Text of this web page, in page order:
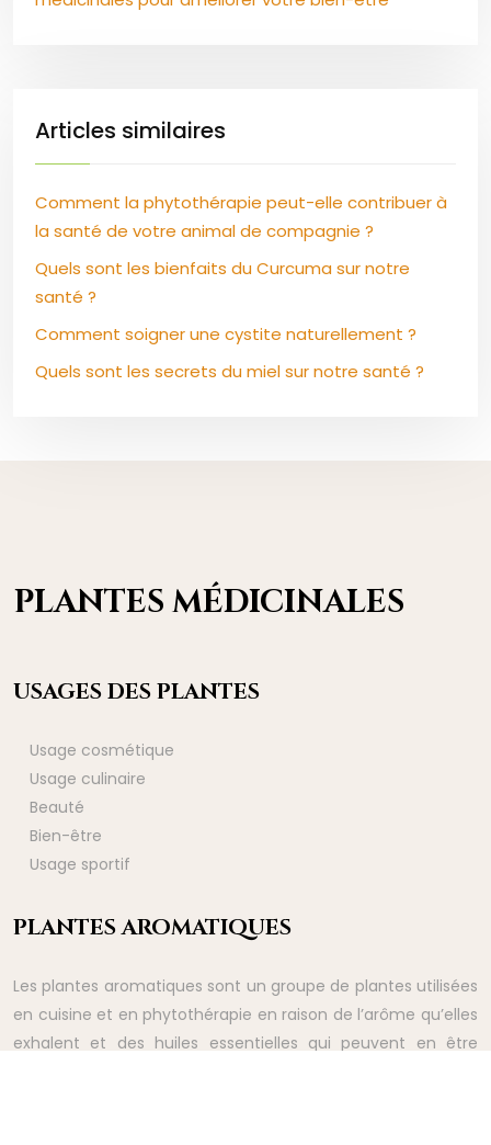
Articles similaires
Comment la phytothérapie peut-elle contribuer à
la santé de votre animal de compagnie ?
Quels sont les bienfaits du Curcuma sur notre
santé ?
Comment soigner une cystite naturellement ?
Quels sont les secrets du miel sur notre santé ?
PLANTES MÉDICINALES
USAGES DES PLANTES
Usage cosmétique
Usage culinaire
Beauté
Bien-être
Usage sportif
PLANTES AROMATIQUES
Les plantes aromatiques sont un groupe de plantes utilisées
en cuisine et en phytothérapie en raison de l’arôme qu’elles
exhalent et des huiles essentielles qui peuvent en être